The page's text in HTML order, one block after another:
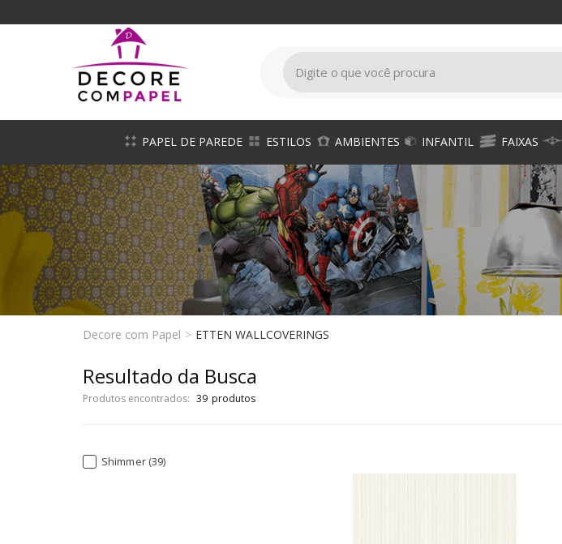
é
pioneira
em
papel
PAPEL DE PAREDE ESTILOS AMBIENTES INFANTIL FAIXAS
Decore com Papel ETTEN WALLCOVERINGS
Resultado da Busca
Produtos encontrados: 39
Shimmer (39)